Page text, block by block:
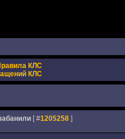
КЛС
КЛС
[ #1205258]